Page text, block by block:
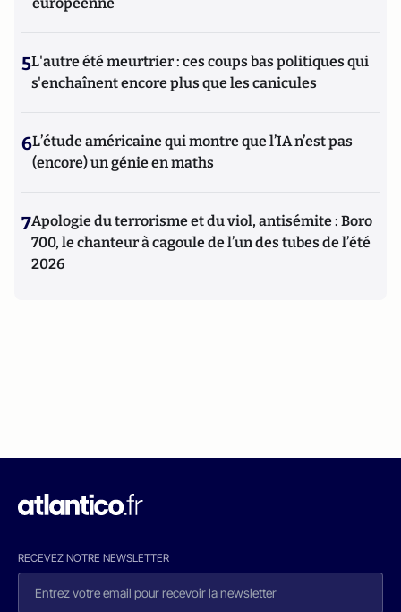
5L'autre été meurtrier : ces coups bas politiques qui
s'enchaînent encore plus que les canicules
6L’étude américaine qui montre que l’IA n’est pas
(encore) un génie en maths
7Apologie du terrorisme et du viol, antisémite : Boro
700, le chanteur à cagoule de l’un des tubes de l’été
2026
RECEVEZ NOTRE NEWSLETTER